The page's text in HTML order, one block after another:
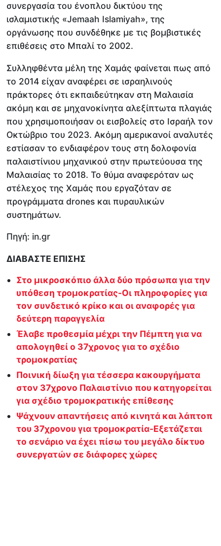
συνεργασία του ένοπλου δικτύου της
ισλαμιστικής «Jemaah Islamiyah», της
οργάνωσης που συνδέθηκε με τις βομβιστικές
επιθέσεις στο Μπαλί το 2002.
Συλληφθέντα μέλη της Χαμάς φαίνεται πως από
το 2014 είχαν αναφέρει σε ισραηλινούς
πράκτορες ότι εκπαιδεύτηκαν στη Μαλαισία
ακόμη και σε μηχανοκίνητα αλεξίπτωτα πλαγιάς
που χρησιμοποιήσαν οι εισβολείς στο Ισραήλ τον
Οκτώβριο του 2023. Ακόμη αμερικανοί αναλυτές
εστίασαν το ενδιαφέρον τους στη δολοφονία
παλαιστίνιου μηχανικού στην πρωτεύουσα της
Μαλαισίας το 2018. Το θύμα αναφερόταν ως
στέλεχος της Χαμάς που εργαζόταν σε
προγράμματα drones και πυραυλικών
συστημάτων.
Πηγή: in.gr
ΔΙΑΒΑΣΤΕ ΕΠΙΣΗΣ
Στο μικροσκόπιο άλλα δύο πρόσωπα για την
υπόθεση τρομοκρατίας-Οι πληροφορίες για
τον συνδετικό κρίκο και οι αναφορές για
δεύτερη παραγγελία
Έλαβε προθεσμία μέχρι την Πέμπτη για να
απολογηθεί ο 37χρονος για το σχέδιο
τρομοκρατίας
Ποινική δίωξη για τέσσερα κακουργήματα
στον 37χρονο Παλαιστίνιο που κατηγορείται
για σχέδιο τρομοκρατικής επίθεσης
Ψάχνουν απαντήσεις από κινητά και λάπτοπ
του 37χρονου για τρομοκρατία-Εξετάζεται
το σενάριο να έχει πίσω του μεγάλο δίκτυο
συνεργατών σε διάφορες χώρες